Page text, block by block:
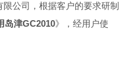
公司，根据客户的要求研制
岛津GC2010》，经用户使